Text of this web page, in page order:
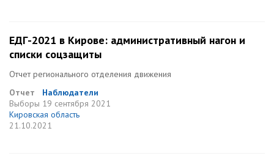
ЕДГ-2021 в Кирове: административный нагон и
списки соцзащиты
Отчет регионального отделения движения
Отчет
Наблюдатели
Выборы 19 сентября 2021
Кировская область
21.10.2021